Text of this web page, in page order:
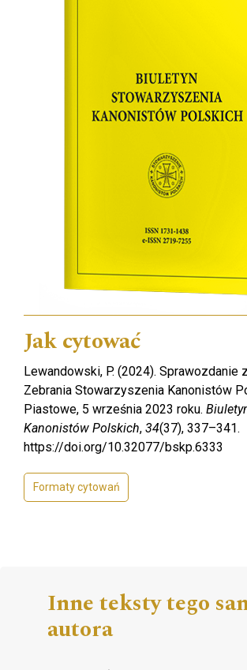
Jak cytować
Lewandowski, P. (2024). Sprawozdanie
Zebrania Stowarzyszenia Kanonistów
Piastowe, 5 września 2023 roku.
Kanonistów Polskich, 34(37), 337–341.
https://doi.org/10.32077/bskp.6333
Formaty cytowań
Inne teksty tego
autora